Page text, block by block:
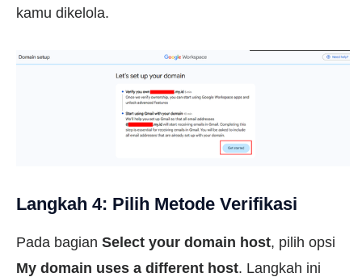
kamu dikelola.
Langkah 4: Pilih Metode Verifikasi
Pada bagian Select your domain host, pilih opsi
My domain uses a different host. Langkah ini